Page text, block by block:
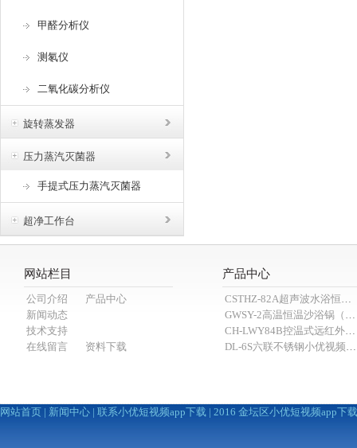
甲醛分析仪
测氡仪
二氧化碳分析仪
旋转蒸发器
压力蒸汽灭菌器
手提式压力蒸汽灭菌器
超净工作台
网站栏目
公司介绍
产品中心
新闻动态
技术支持
在线留言
资料下载
产品中心
CSTHZ-82A超声波水浴恒温小优视频老版本
GWSY-2高温恒温沙浴锅（600℃）
CH-LWY84B控温式远红外消煮炉
DL-6S六联不锈钢小优视频APP官网下载为爱而生（抽滤装置）
网站首页 | 新闻中心 | 联系小优短视频app下载 | 2016 金坛区小优短视频app下